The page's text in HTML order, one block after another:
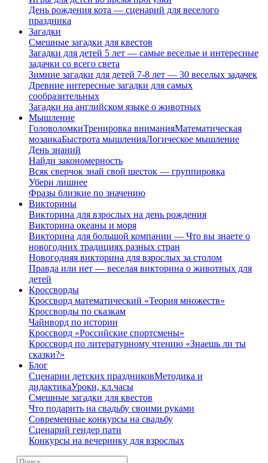
День рождения кота — сценарий для веселого
праздника
Загадки
Смешные загадки для квестов
Загадки для детей 5 лет — самые веселые и интересные
задачки со всего света
Зимние загадки для детей 7-8 лет — 30 веселых задачек
Древние интересные загадки для самых
сообразительных
Загадки на английском языке о животных
Мышление
ГоловоломкиТренировка вниманияМатематическая
мозаикаБыстрота мышленияЛогическое мышление
День знаний
Найди закономерность
Всяк сверчок знай свой шесток — группировка
Убери лишнее
Фразы близкие по значению
Викторины
Викторина для взрослых на день рождения
Викторина океаны и моря
Викторина для большой компании — Что вы знаете о
новогодних традициях разных стран
Новогодняя викторина для взрослых за столом
Правда или нет — веселая викторина о животных для
детей
Кроссворды
Кроссворд математический «Теория множеств»
Кроссворды по сказкам
Чайнворд по истории
Кроссворд «Российские спортсмены»
Кроссворд по литературному чтению «Знаешь ли ты
сказки?»
Блог
Сценарии детских праздниковМетодика и
дидактикаУроки, кл.часы
Смешные загадки для квестов
Что подарить на свадьбу своими руками
Современные конкурсы на свадьбу
Сценарий гендер пати
Конкурсы на вечеринку для взрослых